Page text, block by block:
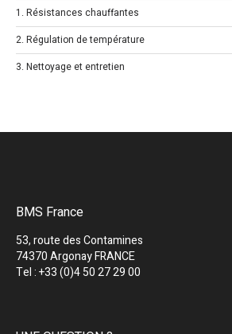
1. Résistances chauffantes
2. Régulation de température
3. Nettoyage et entretien
BMS France
53, route des Contamines
74370 Argonay FRANCE
Tel : +33 (0)4 50 27 29 00